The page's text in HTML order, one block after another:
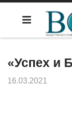
«Успех и
16.03.2021